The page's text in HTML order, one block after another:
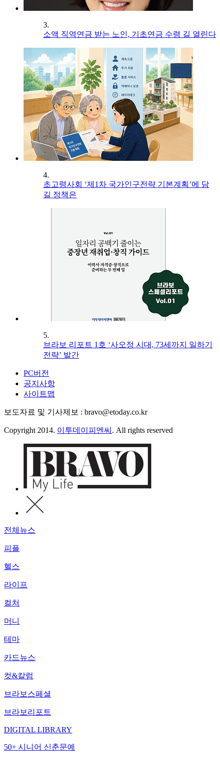
3.
소액 직역연금 받는 노인, 기초연금 수령 길 열린다
4.
초고령사회 ‘제1차 국가인구전략 기본계획’에 담
길 정책은
5.
브라보 리포트 1호 ‘사오정 시대, 73세까지 일하기
전략’ 발간
PC버전
공지사항
사이트맵
보도자료 및 기사제보 : bravo@etoday.co.kr
Copyright 2014. 이투데이피엔씨 . All rights reserved
전체뉴스
피플
헬스
라이프
컬처
머니
테마
카드뉴스
컷&칼럼
브라보스페셜
브라보리포트
DIGITAL LIBRARY
50+ 시니어 신춘문예